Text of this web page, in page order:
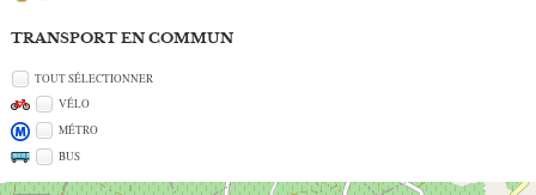
TRANSPORT EN COMMUN
TOUT SÉLECTIONNER
VÉLO
MÉTRO
BUS